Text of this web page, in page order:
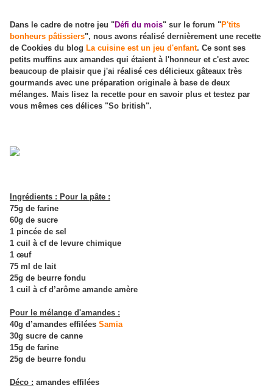
Dans le cadre de notre jeu "Défi du mois" sur le forum "P'tits
bonheurs pâtissiers", nous avons réalisé dernièrement une recette
de Cookies du blog La cuisine est un jeu d'enfant. Ce sont ses
petits muffins aux amandes qui étaient à l'honneur et c'est avec
beaucoup de plaisir que j'ai réalisé ces délicieux gâteaux très
gourmands avec une préparation originale à base de deux
mélanges. Mais lisez la recette pour en savoir plus et testez par
vous mêmes ces délices "So british".
Ingrédients : Pour la pâte :
75g de farine
60g de sucre
1 pincée de sel
1 cuil à cf de levure chimique
1 œuf
75 ml de lait
25g de beurre fondu
1 cuil à cf d’arôme amande amère
Pour le mélange d'amandes :
40g d’amandes effilées Samia
30g sucre de canne
15g de farine
25g de beurre fondu
Déco : amandes effilées